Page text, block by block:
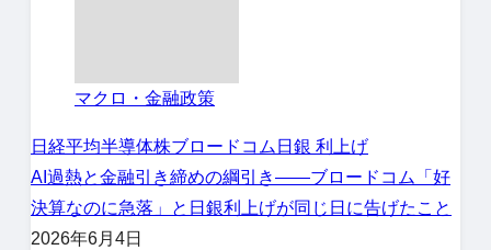
マクロ・金融政策
日経平均半導体株ブロードコム 日銀 利上げ
AI過熱と金融引き締めの綱引き――ブロードコム「好
決算なのに急落」と日銀利上げが同じ日に告げたこと
2026年6月4日